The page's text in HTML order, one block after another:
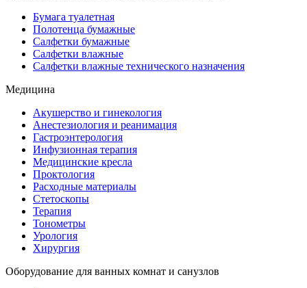
Бумага туалетная
Полотенца бумажные
Салфетки бумажные
Салфетки влажные
Салфетки влажные технического назначения
Медицина
Акушерство и гинекология
Анестезиология и реанимация
Гастроэнтерология
Инфузионная терапия
Медицинские кресла
Проктология
Расходные материалы
Стетоскопы
Терапия
Тонометры
Урология
Хирургия
Оборудование для ванных комнат и санузлов